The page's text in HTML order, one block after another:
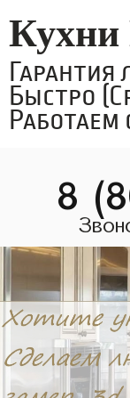
Быстро
Работаем
8